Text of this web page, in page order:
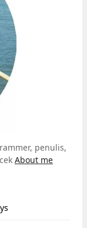
penulis,
About me